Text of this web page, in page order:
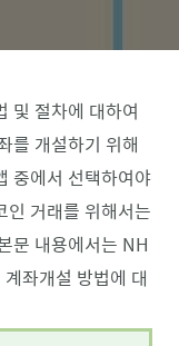
및 절차에 대하여
를 개설하기 위해
중에서 선택하여야
인 거래를 위해서는
문 내용에서는 NH
좌개설 방법에 대